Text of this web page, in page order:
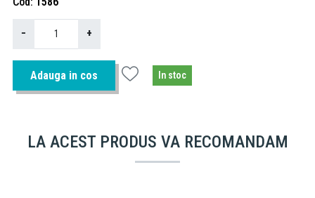
− +
Adauga in cos In stoc
LA ACEST PRODUS VA RECOMANDAM